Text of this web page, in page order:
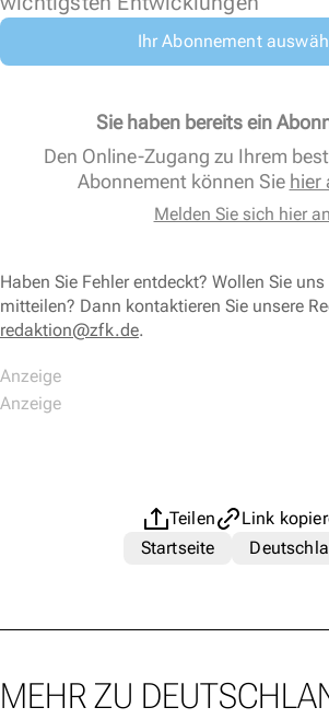
Ihr Abonnement
Sie haben bereits ein
Den Online-Zugang zu Ihrem
Abonnement können Sie hier
Melden Sie sich hier
Haben Sie Fehler entdeckt? Wollen Sie
mitteilen? Dann kontaktieren Sie unsere
redaktion@zfk.de.
Teilen
Link
Startseite
MEHR ZU